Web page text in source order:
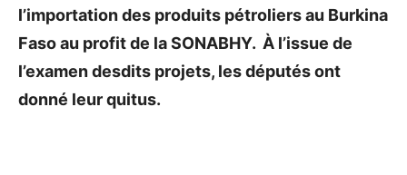
l’importation des produits pétroliers au Burkina
Faso au profit de la SONABHY. À l’issue de
l’examen desdits projets, les députés ont
donné leur quitus.